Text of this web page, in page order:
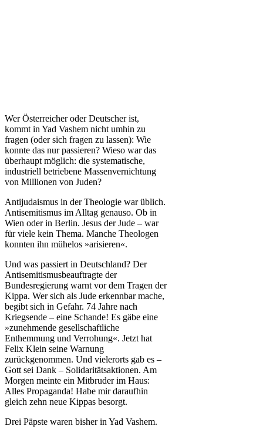
Wer Österreicher oder Deutscher ist,
kommt in Yad Vashem nicht umhin zu
fragen (oder sich fragen zu lassen): Wie
konnte das nur passieren? Wieso war das
überhaupt möglich: die systematische,
industriell betriebene Massenvernichtung
von Millionen von Juden?
Antijudaismus in der Theologie war üblich.
Antisemitismus im Alltag genauso. Ob in
Wien oder in Berlin. Jesus der Jude – war
für viele kein Thema. Manche Theologen
konnten ihn mühelos »arisieren«.
Und was passiert in Deutschland? Der
Antisemitismusbeauftragte der
Bundesregierung warnt vor dem Tragen der
Kippa. Wer sich als Jude erkennbar mache,
begibt sich in Gefahr. 74 Jahre nach
Kriegsende – eine Schande! Es gäbe eine
»zunehmende gesellschaftliche
Enthemmung und Verrohung«. Jetzt hat
Felix Klein seine Warnung
zurückgenommen. Und vielerorts gab es –
Gott sei Dank – Solidaritätsaktionen. Am
Morgen meinte ein Mitbruder im Haus:
Alles Propaganda! Habe mir daraufhin
gleich zehn neue Kippas besorgt.
Drei Päpste waren bisher in Yad Vashem.